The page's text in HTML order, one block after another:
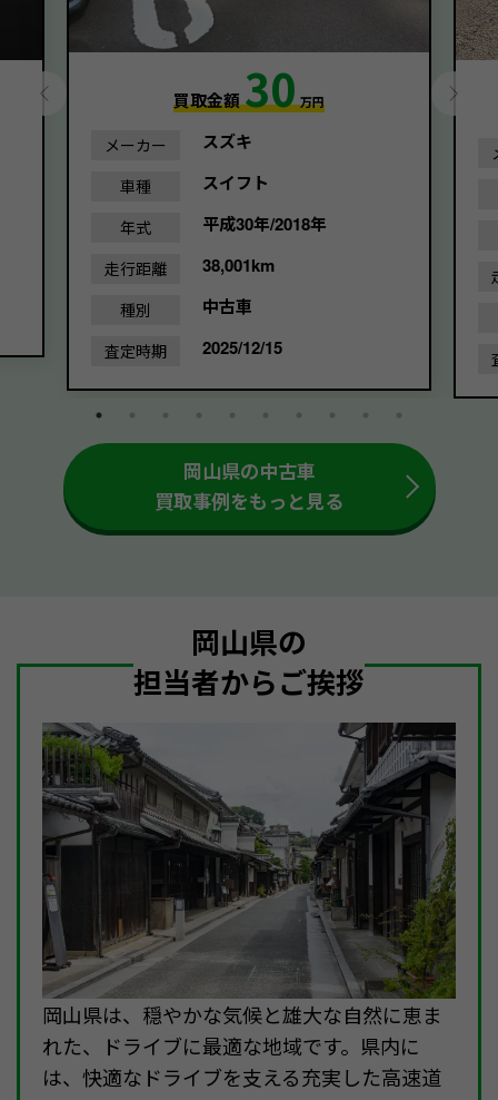
買取金額30 万円
メーカー スズキ
車種 スイフト
年式 平成30年/2018年
走行距離 38,001km
種別 中古車
査定時期 2025/12/15
岡山県の中古車
買取事例をもっと見る
岡山県の
担当者からご挨拶
岡山県は、穏やかな気候と雄大な自然に恵ま
れた、ドライブに最適な地域です。県内に
は、快適なドライブを支える充実した高速道